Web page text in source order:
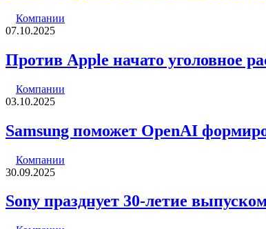
Компании
07.10.2025
Против Apple начато уголовное
Компании
03.10.2025
Samsung поможет OpenAI
Компании
30.09.2025
Sony празднует 30-летие